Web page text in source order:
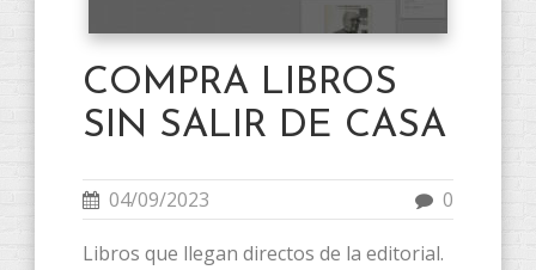
COMPRA LIBROS
SIN SALIR DE CASA
04/09/2023 0
Libros que llegan directos de la editorial.